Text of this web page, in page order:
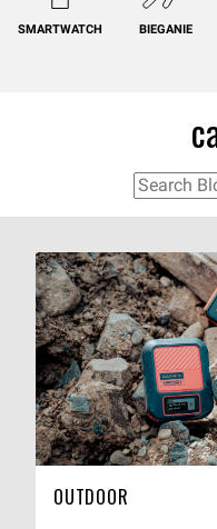
SMARTWATCH BIEGANIE
OUTDOOR